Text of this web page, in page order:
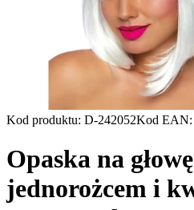
Kod produktu: D-242052Kod EAN:
Opaska na
jednorożcem i